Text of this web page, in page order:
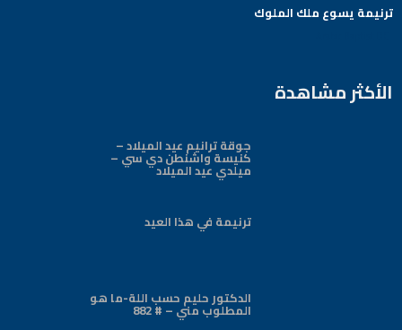
ترنيمة يسوع ملك الملوك
الأكثر مشاهدة
جوقة ترانيم عيد الميلاد –
كنيسة واشنطن دي سي –
ميلدي عيد الميلاد
ترنيمة في هذا العيد
الدكتور حليم حسب اللة-ما هو
المطلوب مني – # 882